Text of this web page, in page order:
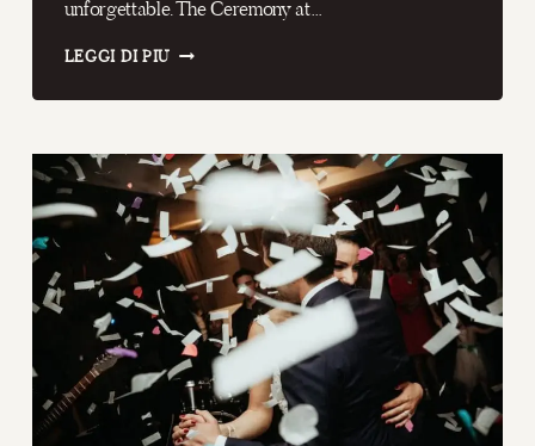
unforgettable. The Ceremony at…
LEGGI DI PIÙA
GREAT
VENUE
COLCAPRILE
ASSISI